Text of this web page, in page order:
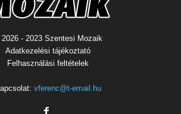
- 2023 Szentesi Mozaik
Adatkezelési tájékoztató
Felhasználási feltételek
vferenc@t-email.hu